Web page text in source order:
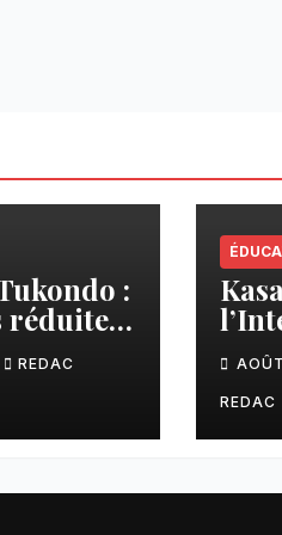
:
réduites
abri
REDAC une
aux
REDAC